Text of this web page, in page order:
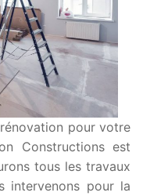
pour votre
Constructions est
tous les travaux
intervenons pour la